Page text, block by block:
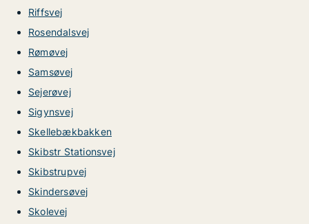
Riffsvej
Rosendalsvej
Rømøvej
Samsøvej
Sejerøvej
Sigynsvej
Skellebækbakken
Skibstr Stationsvej
Skibstrupvej
Skindersøvej
Skolevej